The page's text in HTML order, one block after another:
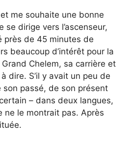
me souhaite une bonne
se dirige vers l’ascenseur,
près de 45 minutes de
beaucoup d’intérêt pour la
Chelem, sa carrière et
dire. S’il y avait un peu de
son passé, de son présent
– dans deux langues,
ne le montrait pas. Après